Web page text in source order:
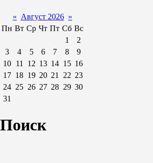
« Август 2026 »
Пн Вт Ср Чт Пт Сб Вс
1
2
3
4 5 6 7 8
9
10
11 12 13 14 15 16
17 18 19 20 21 22 23
24 25 26 27 28 29 30
31
Поиск